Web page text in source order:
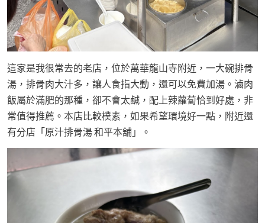
這家是我很常去的老店，位於萬華龍山寺附近，一大碗排骨
湯，排骨肉大汁多，讓人食指大動，還可以免費加湯。滷肉
飯屬於滿肥的那種，卻不會太鹹，配上辣蘿蔔恰到好處，非
常值得推薦。本店比較樸素，如果希望環境好一點，附近還
有分店「原汁排骨湯 和平本舖」。